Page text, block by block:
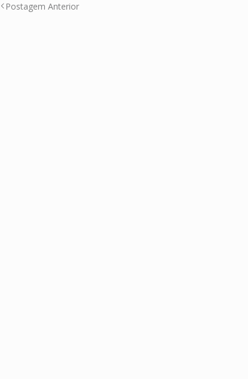
Postagem Anterior